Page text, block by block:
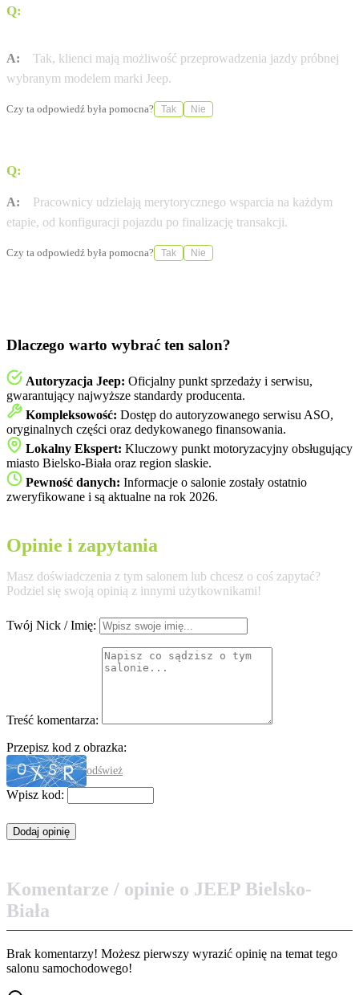
Q:
A:
Tak, klienci mają możliwość przeprowadzenia jazdy próbnej
wybranym modelem marki Jeep.
Czy ta odpowiedź była pomocna? Tak Nie
Q:
A:
Pracownicy udzielają merytorycznego wsparcia na każdym
etapie, od konfiguracji pojazdu po finalizację transakcji.
Czy ta odpowiedź była pomocna? Tak Nie
Dlaczego warto wybrać ten salon?
Autoryzacja Jeep: Oficjalny punkt sprzedaży i serwisu,
gwarantujący najwyższe standardy producenta.
Kompleksowość: Dostęp do autoryzowanego serwisu ASO,
oryginalnych części oraz dedykowanego finansowania.
Lokalny Ekspert: Kluczowy punkt motoryzacyjny obsługujący
miasto Bielsko-Biała oraz region slaskie.
Pewność danych: Informacje o salonie zostały ostatnio
zweryfikowane i są aktualne na rok 2026.
Opinie i zapytania
Masz doświadczenia z tym salonem lub chcesz o coś zapytać?
Podziel się swoją opinią z innymi użytkownikami!
Twój Nick / Imię:
Treść komentarza:
Przepisz kod z obrazka:
odśwież
Wpisz kod:
Komentarze / opinie o JEEP Bielsko-
Biała
Brak komentarzy! Możesz pierwszy wyrazić opinię na temat tego
salonu samochodowego!